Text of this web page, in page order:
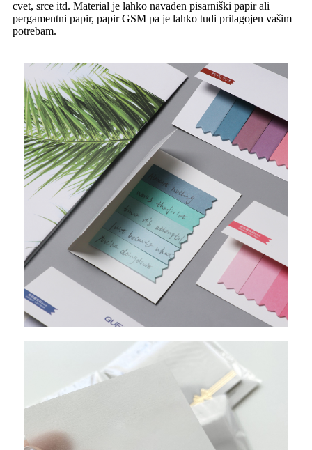
cvet, srce itd. Material je lahko navaden pisarniški papir ali
pergamentni papir, papir GSM pa je lahko tudi prilagojen vašim
potrebam.